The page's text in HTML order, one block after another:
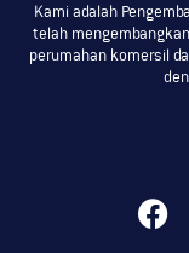
Kami adalah
telah
perumahan komersil